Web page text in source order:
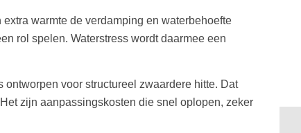
warmte de verdamping en waterbehoefte
rol spelen. Waterstress wordt daarmee een
voor structureel zwaardere hitte. Dat
zijn aanpassingskosten die snel oplopen, zeker